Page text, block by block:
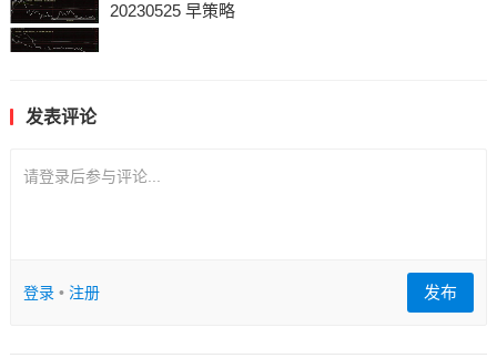
20230525 早策略
发表评论
请登录后参与评论...
登录• 注册 发布